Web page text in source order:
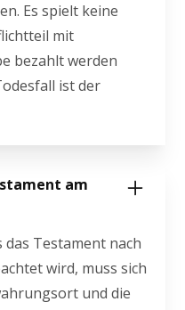
Es spielt keine
mit
bezahlt werden
ist der
am
Testament nach
wird, muss sich
und die